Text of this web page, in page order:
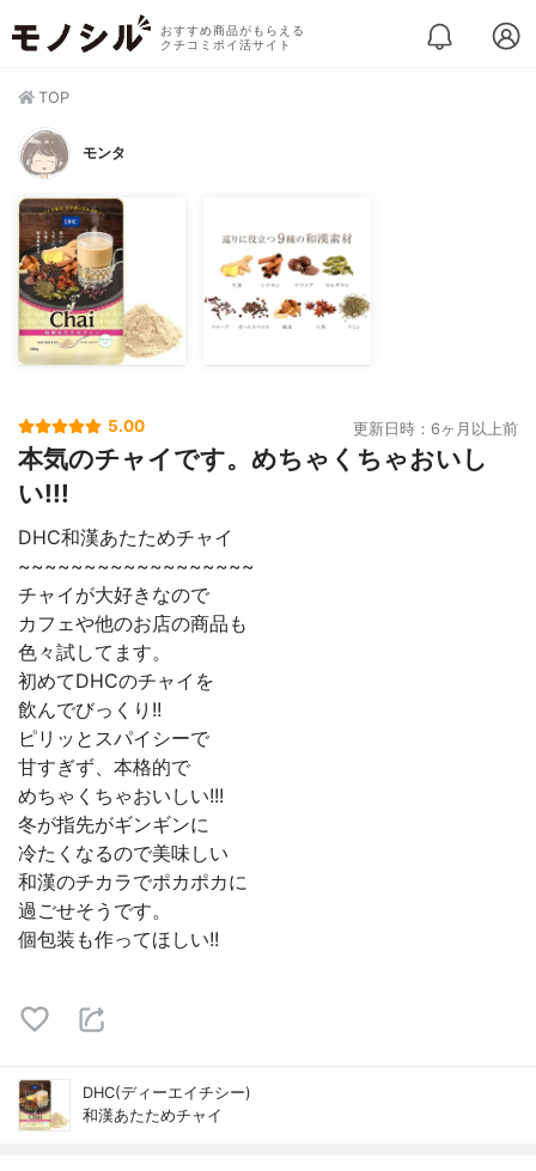
おすすめ商品がもらえる
クチコミポイ活サイト
TOP
モンタ
5.00 更新日時：6ヶ月以上前
本気のチャイです。めちゃくちゃおいし
い!!!
DHC和漢あたためチャイ
~~~~~~~~~~~~~~~~~~
チャイが大好きなので
カフェや他のお店の商品も
色々試してます。
初めてDHCのチャイを
飲んでびっくり!!
ピリッとスパイシーで
甘すぎず、本格的で
めちゃくちゃおいしい!!!
冬が指先がギンギンに
冷たくなるので美味しい
和漢のチカラでポカポカに
過ごせそうです。
個包装も作ってほしい!!
DHC(ディーエイチシー)
和漢あたためチャイ